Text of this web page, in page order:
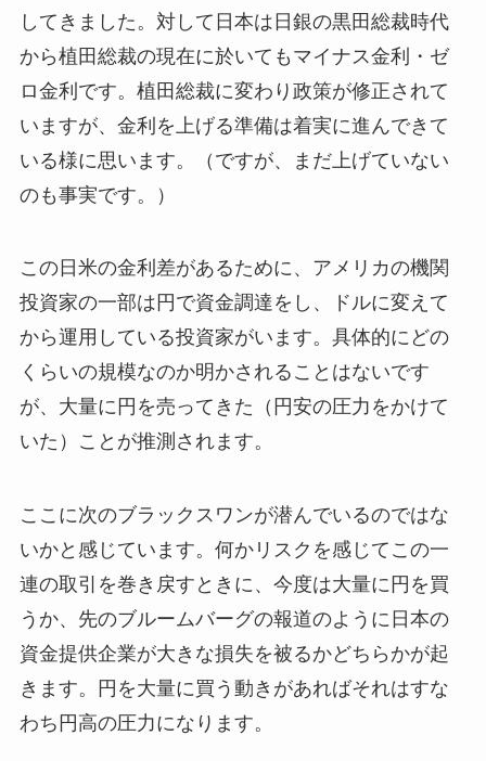
してきました。対して日本は日銀の黒田総裁時代
から植田総裁の現在に於いてもマイナス金利・ゼ
ロ金利です。植田総裁に変わり政策が修正されて
いますが、金利を上げる準備は着実に進んできて
いる様に思います。（ですが、まだ上げていない
のも事実です。）
この日米の金利差があるために、アメリカの機関
投資家の一部は円で資金調達をし、ドルに変えて
から運用している投資家がいます。具体的にどの
くらいの規模なのか明かされることはないです
が、大量に円を売ってきた（円安の圧力をかけて
いた）ことが推測されます。
ここに次のブラックスワンが潜んでいるのではな
いかと感じています。何かリスクを感じてこの一
連の取引を巻き戻すときに、今度は大量に円を買
うか、先のブルームバーグの報道のように日本の
資金提供企業が大きな損失を被るかどちらかが起
きます。円を大量に買う動きがあればそれはすな
わち円高の圧力になります。